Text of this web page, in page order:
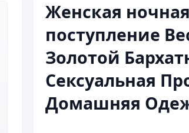
Женская
поступление
Золотой
Сексуальная
Домашняя